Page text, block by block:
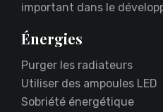
important dans le
Énergies
Purger les radiateurs
Utiliser des ampoules LED
Sobriété énergétique